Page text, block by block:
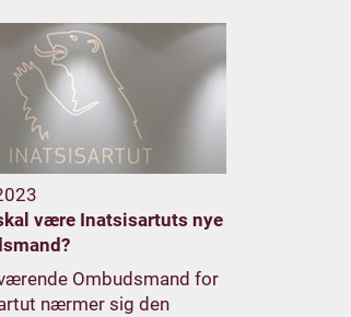
være Inatsisartuts nye
Ombudsmand for
nærmer sig den